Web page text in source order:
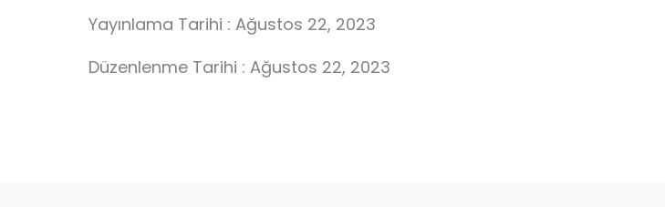
Yayınlama Tarihi : Ağustos 22, 2023
Düzenlenme Tarihi : Ağustos 22, 2023